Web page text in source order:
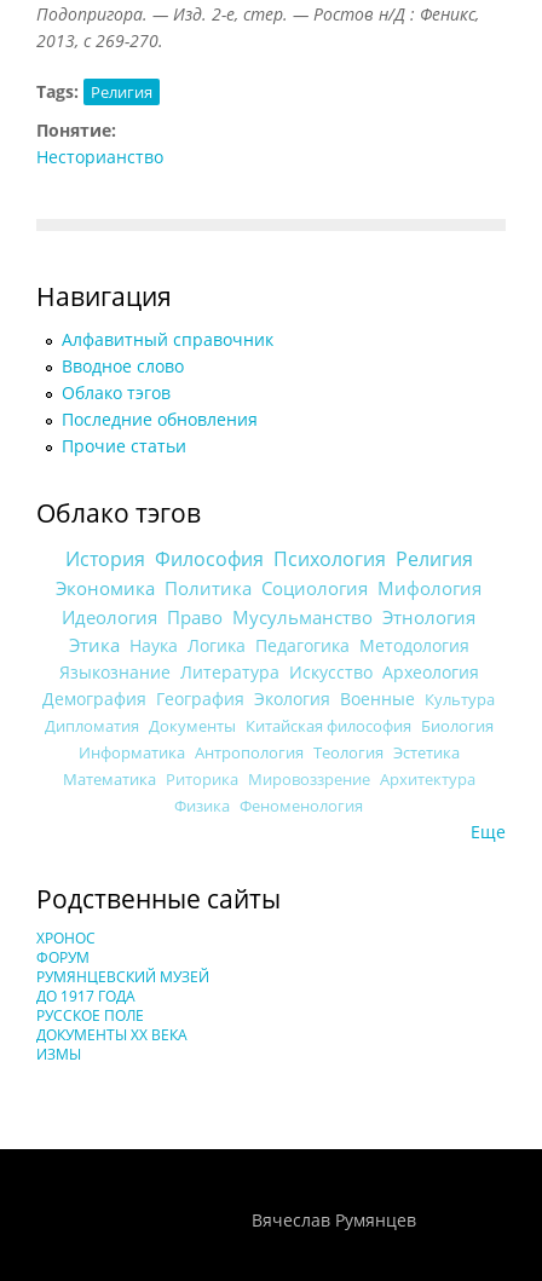
Подопригора. — Изд. 2-е, стер. — Ростов н/Д : Феникс,
2013, с 269-270.
Tags: Религия
Понятие:
Несторианство
Навигация
Алфавитный справочник
Вводное слово
Облако тэгов
Последние обновления
Прочие статьи
Облако тэгов
История Философия Психология Религия
Экономика Политика Социология Мифология
Идеология Право Мусульманство Этнология
Этика Наука Логика Педагогика Методология
Языкознание Литература Искусство Археология
Демография География Экология Военные Культура
Дипломатия Документы Китайская философия Биология
Информатика Антропология Теология Эстетика
Математика Риторика Мировоззрение Архитектура
Физика Феноменология
Еще
Родственные сайты
ХРОНОС
ФОРУМ
РУМЯНЦЕВСКИЙ МУЗЕЙ
ДО 1917 ГОДА
РУССКОЕ ПОЛЕ
ДОКУМЕНТЫ XX ВЕКА
ИЗМЫ
Вячеслав Румянцев